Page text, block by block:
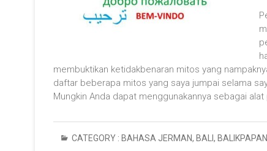
membuktikan ketidakbenaran mitos yang
daftar beberapa mitos yang saya jumpai selama
Mungkin Anda dapat menggunakannya sebagai
CATEGORY : BAHASA JERMAN, BALI , BALIKPAPAN